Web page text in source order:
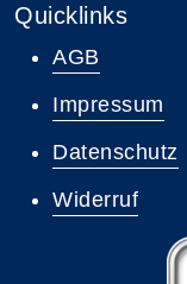
Quicklinks
AGB
Impressum
Datenschutz
Widerruf